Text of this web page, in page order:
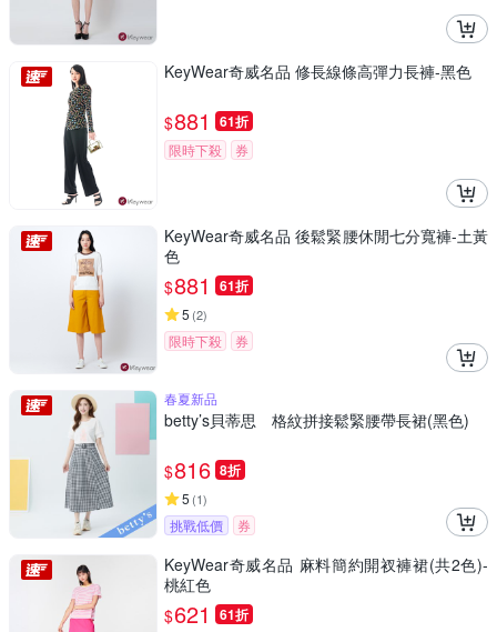
KeyWear奇威名品 修長線條高彈力長褲-黑色
$881 61折
限時下殺 券
KeyWear奇威名品 後鬆緊腰休閒七分寬褲-土黃
色
$881 61折
5 (2)
限時下殺 券
春夏新品
betty’s貝蒂思 格紋拼接鬆緊腰帶長裙(黑色)
$816 8折
5 (1)
挑戰低價 券
KeyWear奇威名品 麻料簡約開衩褲裙(共2色)-
桃紅色
$621 61折